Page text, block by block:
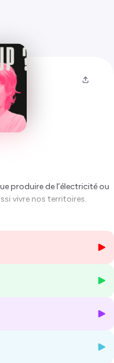
produire de l’électricité ou
vivre nos territoires.
récente* pour
énergies renouvelables
solaire, géothermies,
projets financent
locaux et le
les territoires ruraux.
au plus près de chez
réalisée par